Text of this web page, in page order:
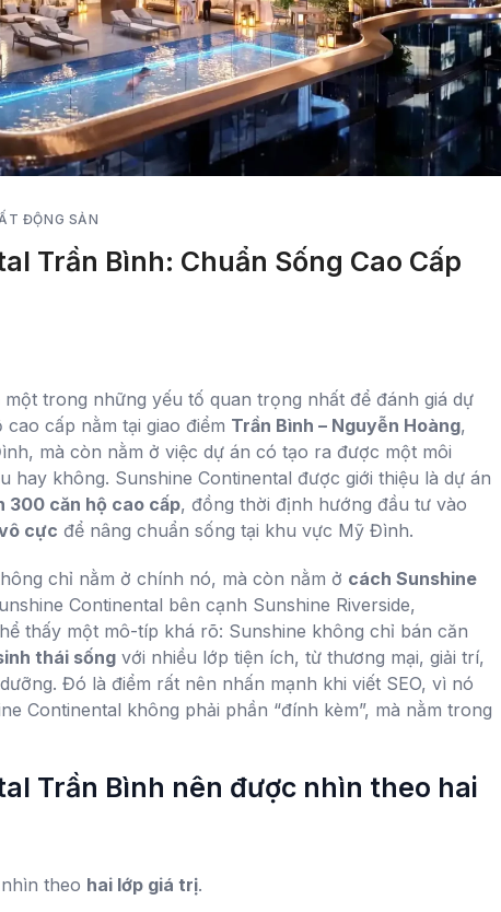
ĐỘNG SẢN
Trần Bình: Chuẩn Sống Cao Cấp
một trong những yếu tố quan trọng nhất để đánh giá dự
cấp nằm tại giao điểm Trần Bình – Nguyễn Hoàng,
mà còn nằm ở việc dự án có tạo ra được một môi
hay không. Sunshine Continental được giới thiệu là dự án
300 căn hộ cao cấp, đồng thời định hướng đầu tư vào
cực để nâng chuẩn sống tại khu vực Mỹ Đình.
chỉ nằm ở chính nó, mà còn nằm ở cách Sunshine
Continental bên cạnh Sunshine Riverside,
thấy một mô-típ khá rõ: Sunshine không chỉ bán căn
thái sống với nhiều lớp tiện ích, từ thương mại, giải trí,
Đó là điểm rất nên nhấn mạnh khi viết SEO, vì nó
Continental không phải phần “đính kèm”, mà nằm trong
Trần Bình nên được nhìn theo hai
theo hai lớp giá trị.